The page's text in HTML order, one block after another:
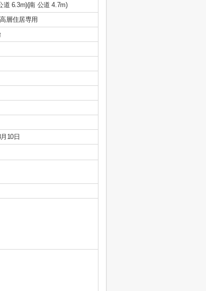
道 6.3m)(南 公道 4.7m)
層住居専用
10日